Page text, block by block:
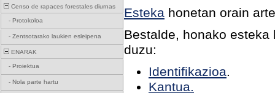
Censo de rapaces forestales diurnas
- Protokoloa
- Zentsotarako laukien esleipena
ENARAK
- Proiektua
- Nola parte hartu
Esteka honetan orain
Bestalde, honako
duzu:
Identifikazioa.
Kantua.